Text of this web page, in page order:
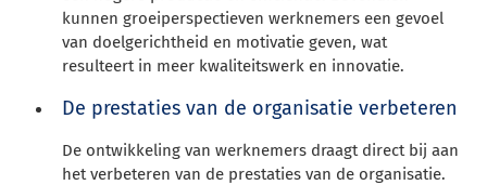
kunnen groeiperspectieven werknemers een gevoel
van doelgerichtheid en motivatie geven, wat
resulteert in meer kwaliteitswerk en innovatie.
De prestaties van de organisatie verbeteren
De ontwikkeling van werknemers draagt direct bij aan
het verbeteren van de prestaties van de organisatie.